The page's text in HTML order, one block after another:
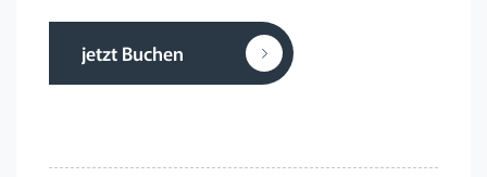
jetzt Buchen